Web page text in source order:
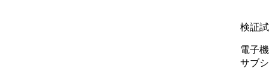
検証
電子
サブ